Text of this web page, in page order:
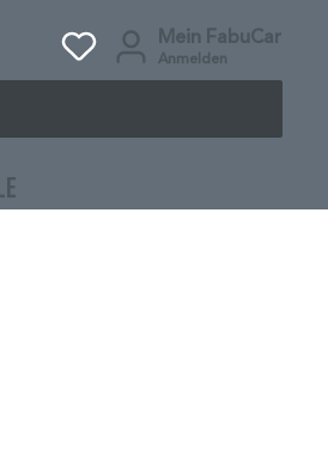
Mein FabuCar
Anmelden